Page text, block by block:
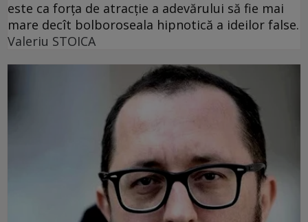
este ca forța de atracție a adevărului să fie mai
mare decît bolboroseala hipnotică a ideilor false.
Valeriu STOICA